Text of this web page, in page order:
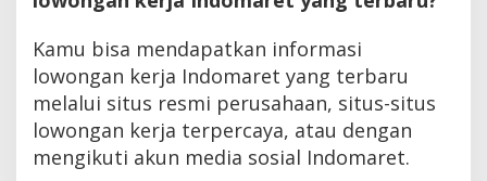
Kamu bisa mendapatkan informasi
lowongan kerja Indomaret yang terbaru
melalui situs resmi perusahaan, situs-situs
lowongan kerja terpercaya, atau dengan
mengikuti akun media sosial Indomaret.